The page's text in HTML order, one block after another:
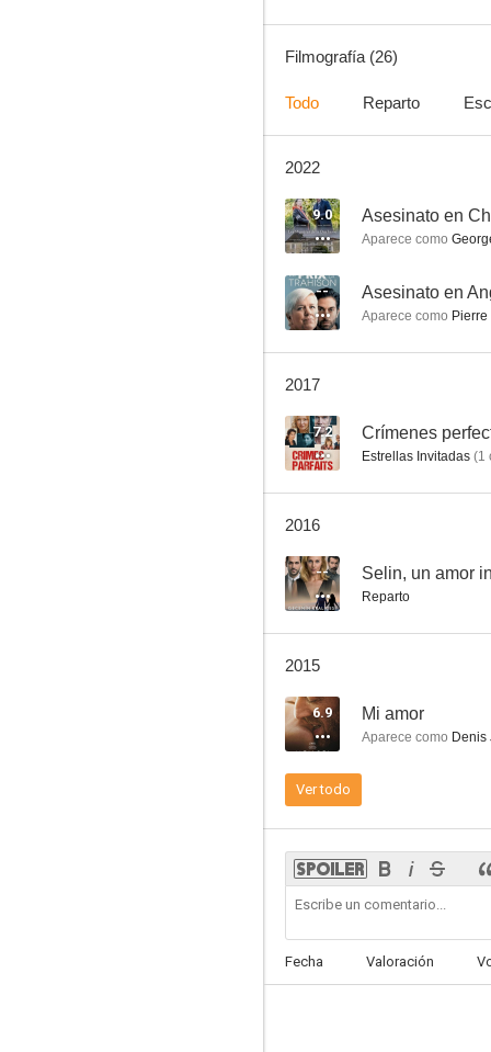
Que empiece la fiesta
4.5
Renacimiento (Renaissance)
--
--
Filmografía (26)
Todo Reparto
2022
9.0 Asesinato en
Aparece como
-- Asesinato en
Aparece como
2017
7.2 Crímenes
Estrellas Invitadas (1
2016
-- Selin, un amor
Reparto
2015
6.9 Mi amor
Aparece como Denis
Ver todo
Fecha Valoración